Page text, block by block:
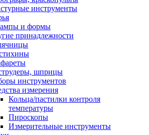
инструменты
и формы
принадлежности
шприцы
инструментов
измерения
Кольца/пастилки контроля
температуры
Пироскопы
Измерительные инструменты